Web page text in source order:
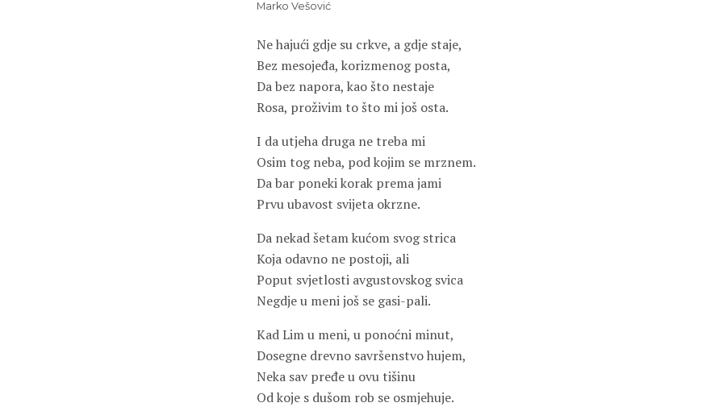
Marko Vešović
Ne hajući gdje su crkve, a gdje staje,
Bez mesojeđa, korizmenog posta,
Da bez napora, kao što nestaje
Rosa, proživim to što mi još osta.
I da utjeha druga ne treba mi
Osim tog neba, pod kojim se mrznem.
Da bar poneki korak prema jami
Prvu ubavost svijeta okrzne.
Da nekad šetam kućom svog strica
Koja odavno ne postoji, ali
Poput svjetlosti avgustovskog svica
Negdje u meni još se gasi-pali.
Kad Lim u meni, u ponoćni minut,
Dosegne drevno savršenstvo hujem,
Neka sav pređe u ovu tišinu
Od koje s dušom rob se osmjehuje.